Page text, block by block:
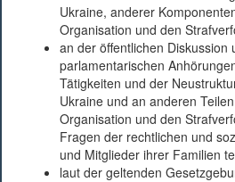
Ukraine, anderer
Organisation und den
an der öffentlichen Diskussion
parlamentarischen
Tätigkeiten und der
Ukraine und an anderen
Organisation und den
Fragen der rechtlichen und
und Mitglieder ihrer Familien
laut der geltenden